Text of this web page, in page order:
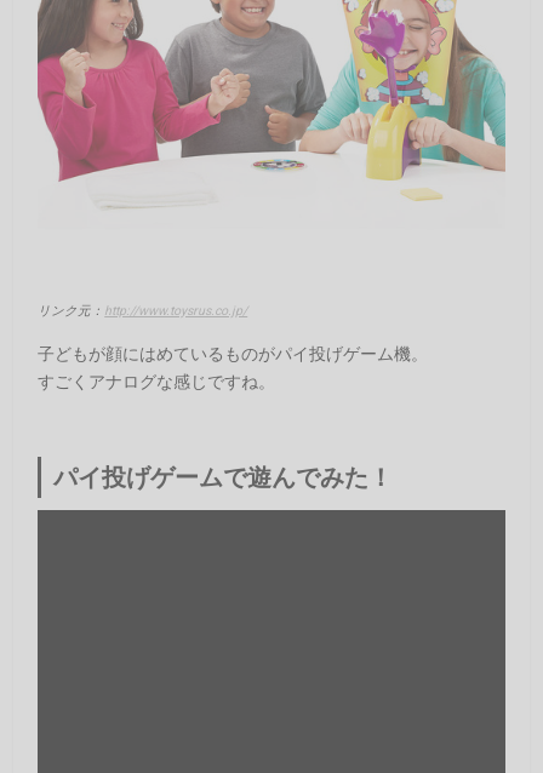
リンク元： http://www.toysrus.co.jp/
子どもが顔にはめているものがパイ投げゲーム機。
すごくアナログな感じですね。
パイ投げゲームで遊んでみた！